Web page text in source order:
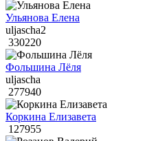
Ульянова Елена
uljascha2
330220
Фольшина Лёля
uljascha
277940
Коркина Елизавета
127955